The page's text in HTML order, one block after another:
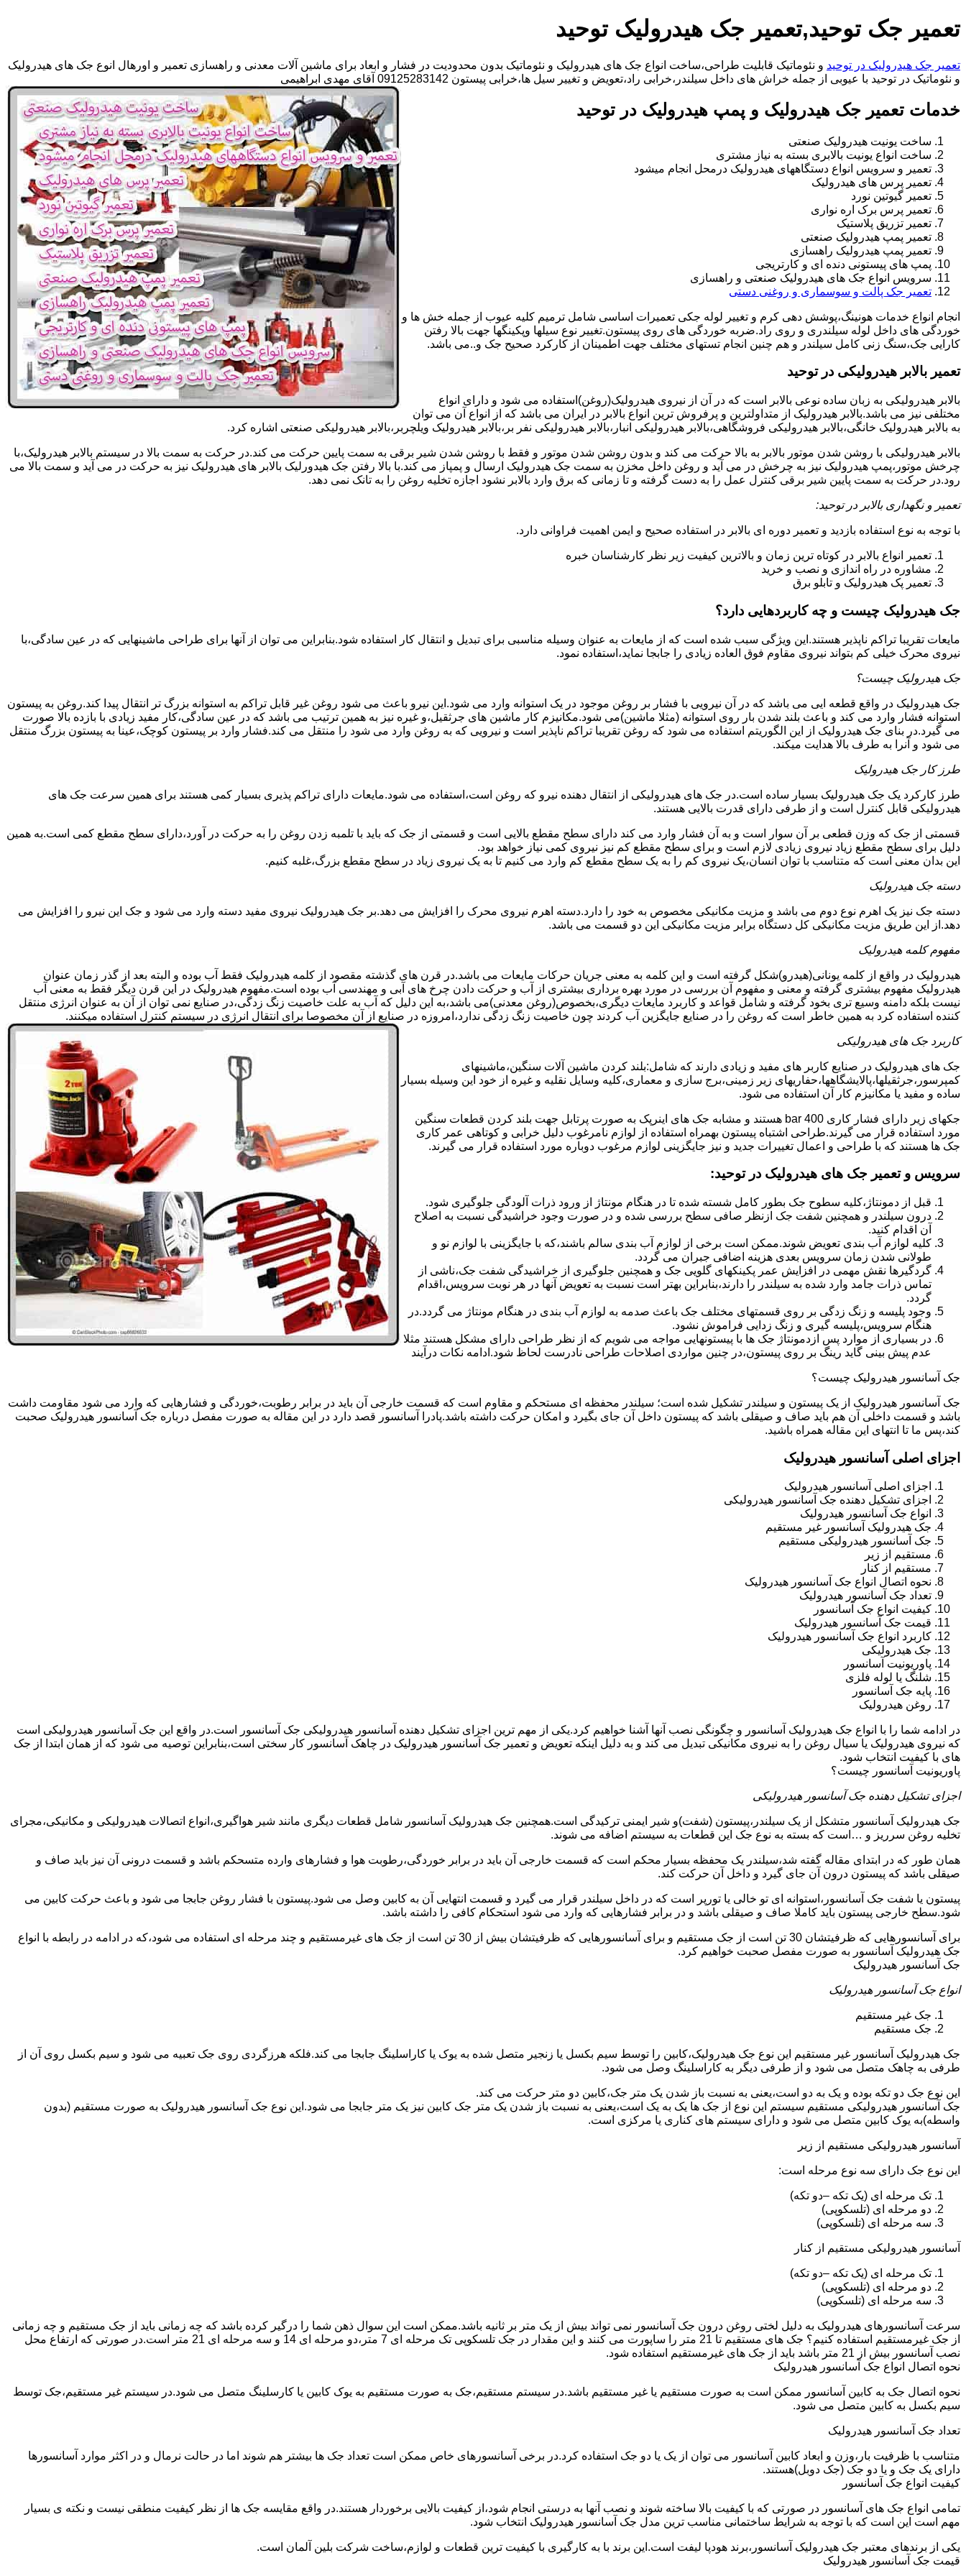
تعمیر جک توحید,تعمیر جک هیدرولیک توحید
تعمیر جک هیدرولیک در توحید و نئوماتیک قابلیت طراحی،ساخت انواع جک های هیدرولیک و نئوماتیک بدون محدودیت در فشار و ابعاد برای ماشین آلات معدنی و راهسازی تعمیر و اورهال انوع جک های هیدرولیک
و نئوماتیک در توحید با عیوبی از جمله خراش های داخل سیلندر،خرابی راد،تعویض و تغییر سیل ها،خرابی پیستون 09125283142 آقای مهدی ابراهیمی
خدمات تعمیر جک هیدرولیک و پمپ هیدرولیک در توحید
ساخت یونیت هیدرولیک صنعتی
ساخت انواع یونیت بالابری بسته به نیاز مشتری
تعمیر و سرویس انواع دستگاههای هیدرولیک درمحل انجام میشود
تعمیر پرس های هیدرولیک
تعمیر گیوتین نورد
تعمیر پرس برک اره نواری
تعمیر تزریق پلاستیک
تعمیر پمپ هیدرولیک صنعتی
تعمیر پمپ هیدرولیک راهسازی
پمپ های پیستونی دنده ای و کارتریجی
سرویس انواع جک های هیدرولیک صنعتی و راهسازی
تعمیر جک پالت و سوسماری و روغنی دستی
انجام انواع خدمات هونینگ،پوشش دهی کرم و تغییر لوله جکی تعمیرات اساسی شامل ترمیم کلیه عیوب از جمله خش ها و
خوردگی های داخل لوله سیلندری و روی راد.ضربه خوردگی های روی پیستون.تغییر نوع سیلها وپکینگها جهت بالا رفتن
کارایی جک،سنگ زنی کامل سیلندر و هم چنین انجام تستهای مختلف جهت اطمینان از کارکرد صحیح جک و..می باشد.
تعمیر بالابر هیدرولیکی در توحید
بالابر هیدرولیکی به زبان ساده نوعی بالابر است که در آن از نیروی هیدرولیک(روغن)استفاده می شود و دارای انواع
مختلفی نیز می باشد.بالابر هیدرولیک از متداولترین و پرفروش ترین انواع بالابر در ایران می باشد که از انواع آن می توان
به بالابر هیدرولیک خانگی،بالابر هیدرولیکی فروشگاهی،بالابر هیدرولیکی انبار،بالابر هیدرولیکی نفر بر،بالابر هیدرولیک ویلچربر،بالابر هیدرولیکی صنعتی اشاره کرد.
بالابر هیدرولیکی با روشن شدن موتور بالابر به بالا حرکت می کند و بدون روشن شدن موتور و فقط با روشن شدن شیر برقی به سمت پایین حرکت می کند.در حرکت به سمت بالا در سیستم بالابر هیدرولیک،با
چرخش موتور،پمپ هیدرولیک نیز به چرخش در می آید و روغن داخل مخزن به سمت جک هیدرولیک ارسال و پمپاز می کند.با بالا رفتن جک هیدورلیک بالابر های هیدرولیک نیز به حرکت در می آید و سمت بالا می
رود.در حرکت به سمت پایین شیر برقی کنترل عمل را به دست گرفته و تا زمانی که برق وارد بالابر نشود اجازه تخلیه روغن را به تانک نمی دهد.
تعمیر و نگهداری بالابر در توحید:
با توجه به نوع استفاده بازدید و تعمیر دوره ای بالابر در استفاده صحیح و ایمن اهمیت فراوانی دارد.
تعمیر انواع بالابر در کوتاه ترین زمان و بالاترین کیفیت زیر نظر کارشناسان خبره
مشاوره در راه اندازی و نصب و خرید
تعمیر پک هیدرولیک و تابلو برق
جک هیدرولیک چیست و چه کاربردهایی دارد؟
مایعات تقریبا تراکم ناپذیر هستند.این ویژگی سبب شده است که از مایعات به عنوان وسیله مناسبی برای تبدیل و انتقال کار استفاده شود.بنابراین می توان از آنها برای طراحی ماشینهایی که در عین سادگی،با
نیروی محرک خیلی کم بتواند نیروی مقاوم فوق العاده زیادی را جابجا نماید،استفاده نمود.
جک هیدرولیک چیست؟
جک هیدرولیک در واقع قطعه ایی می باشد که در آن نیرویی با فشار بر روغن موجود در یک استوانه وارد می شود.این نیرو باعث می شود روغن غیر قابل تراکم به استوانه بزرگ تر انتقال پیدا کند.روغن به پیستون
استوانه فشار وارد می کند و باعث بلند شدن بار روی استوانه (مثلا ماشین)می شود.مکانیزم کار ماشین های جرثقیل،و غیره نیز به همین ترتیب می باشد که در عین سادگی،کار مفید زیادی با بازده بالا صورت
می گیرد.در بنای جک هیدرولیک از این الگوریتم استفاده می شود که روغن تقریبا تراکم ناپذیر است و نیرویی که به روغن وارد می شود را منتقل می کند.فشار وارد بر پیستون کوچک،عینا به پیستون بزرگ منتقل
می شود و آنرا به طرف بالا هدایت میکند.
طرز کار جک هیدرولیک
طرز کارکرد یک جک هیدرولیک بسیار ساده است.در جک های هیدرولیکی از انتقال دهنده نیرو که روغن است،استفاده می شود.مایعات دارای تراکم پذیری بسیار کمی هستند برای همین سرعت جک های
هیدرولیکی قابل کنترل است و از طرفی دارای قدرت بالایی هستند.
قسمتی از جک که وزن قطعی بر آن سوار است و به آن فشار وارد می کند دارای سطح مقطع بالایی است و قسمتی از جک که باید با تلمبه زدن روغن را به حرکت در آورد،دارای سطح مقطع کمی است.به همین
دلیل برای سطح مقطع زیاد نیروی زیادی لازم است و برای سطح مقطع کم نیز نیروی کمی نیاز خواهد بود.
این بدان معنی است که متناسب با توان انسان،یک نیروی کم را به یک سطح مقطع کم وارد می کنیم تا به یک نیروی زیاد در سطح مقطع بزرگ،غلبه کنیم.
دسته جک هیدرولیک
دسته جک نیز یک اهرم نوع دوم می باشد و مزیت مکانیکی مخصوص به خود را دارد.دسته اهرم نیروی محرک را افزایش می دهد.بر جک هیدرولیک نیروی مفید دسته وارد می شود و جک این نیرو را افزایش می
دهد.از این طریق مزیت مکانیکی کل دستگاه برابر مزیت مکانیکی این دو قسمت می باشد.
مفهوم کلمه هیدرولیک
هیدرولیک در واقع از کلمه یونانی(هیدرو)شکل گرفته است و این کلمه به معنی جریان حرکات مایعات می باشد.در قرن های گذشته مقصود از کلمه هیدرولیک فقط آب بوده و البته بعد از گذر زمان عنوان
هیدرولیک مفهوم بیشتری گرفته و معنی و مفهوم آن بررسی در مورد بهره برداری بیشتری از آب و حرکت دادن چرخ های آبی و مهندسی آب بوده است.مفهوم هیدرولیک در این قرن دیگر فقط به معنی آب
نیست بلکه دامنه وسیع تری بخود گرفته و شامل قواعد و کاربرد مایعات دیگری،بخصوص(روغن معدنی)می باشد،به این دلیل که آب به علت خاصیت زنگ زدگی،در صنایع نمی توان از آن به عنوان انرژی منتقل
کننده استفاده کرد به همین خاطر است که روغن را در صنایع جایگزین آب کردند چون خاصیت زنگ زدگی ندارد،امروزه در صنایع از آن مخصوصا برای انتقال انرژی در سیستم کنترل استفاده میکنند.
کاربرد جک های هیدرولیکی
جک های هیدرولیک در صنایع کاربر های مفید و زیادی دارند که شامل:بلند کردن ماشین آلات سنگین،ماشینهای
کمپرسور،جرثقیلها،پالایشگاهها،حفاریهای زیر زمینی،برج سازی و معماری،کلیه وسایل نقلیه و غیره از خود این وسیله بسیار
ساده و مفید یا مکانیزم کار آن استفاده می شود.
جکهای زیر دارای فشار کاری 400 bar هستند و مشابه جک های اینرپک به صورت پرتابل جهت بلند کردن قطعات سنگین
مورد استفاده قرار می گیرند.طراحی اشتباه پیستون بهمراه استفاده از لوازم نامرغوب دلیل خرابی و کوتاهی عمر کاری
جک ها هستند که با طراحی و اعمال تغییرات جدید و نیز جایگزینی لوازم مرغوب دوباره مورد استفاده قرار می گیرند.
سرویس و تعمیر جک های هیدرولیک در توحید:
قبل از دمونتاژ،کلیه سطوح جک بطور کامل شسته شده تا در هنگام مونتاژ از ورود ذرات آلودگی جلوگیری شود.
درون سیلندر و همچنین شفت جک ازنظر صافی سطح بررسی شده و در صورت وجود خراشیدگی نسبت به اصلاح
آن اقدام کنید.
کلیه لوازم آب بندی تعویض شوند.ممکن است برخی از لوازم آب بندی سالم باشند،که با جایگزینی با لوازم نو و
طولانی شدن زمان سرویس بعدی هزینه اضافی جبران می گردد.
گردگیرها نقش مهمی در افزایش عمر پکینکهای گلویی جک و همچنین جلوگیری از خراشیدگی شفت جک،ناشی از
تماس ذرات جامد وارد شده به سیلندر را دارند،بنابراین بهتر است نسبت به تعویض آنها در هر نوبت سرویس،اقدام
گردد.
وجود پلیسه و زنگ زدگی بر روی قسمتهای مختلف جک باعث صدمه به لوازم آب بندی در هنگام مونتاژ می گردد.در
هنگام سرویس،پلیسه گیری و زنگ زدایی فراموش نشود.
در بسیاری از موارد پس ازدمونتاژ جک ها با پیستونهایی مواجه می شویم که از نظر طراحی دارای مشکل هستند مثلا
عدم پیش بینی گاید رینگ بر روی پیستون،در چنین مواردی اصلاحات طراحی نادرست لحاظ شود.ادامه نکات درآیند
جک آسانسور هیدرولیک چیست؟
جک آسانسور هیدرولیک از یک پیستون و سیلندر تشکیل شده است؛ سیلندر محفظه ای مستحکم و مقاوم است که قسمت خارجی آن باید در برابر رطوبت،خوردگی و فشارهایی که وارد می شود مقاومت داشت
باشد و قسمت داخلی آن هم باید صاف و صیقلی باشد که پیستون داخل آن جای بگیرد و امکان حرکت داشته باشد.پادرا آسانسور قصد دارد در این مقاله به صورت مفصل درباره جک آسانسور هیدرولیک صحبت
کند،پس ما تا انتهای این مقاله همراه باشید.
اجزای اصلی آسانسور هیدرولیک
اجزای اصلی آسانسور هیدرولیک
اجزای تشکیل دهنده جک آسانسور هیدرولیکی
انواع جک آسانسور هیدرولیک
جک هیدرولیک آسانسور غیر مستقیم
جک آسانسور هیدرولیکی مستقیم
مستقیم از زیر
مستقیم از کنار
نحوه اتصال انواع جک آسانسور هیدرولیک
تعداد جک آسانسور هیدرولیک
کیفیت انواع جک آسانسور
قیمت جک آسانسور هیدرولیک
کاربرد انواع جک آسانسور هیدرولیک
جک هیدرولیکی
پاوریونیت آسانسور
شلنگ یا لوله فلزی
پایه جک آسانسور
روغن هیدرولیک
در ادامه شما را با انواع جک هیدرولیک آسانسور و چگونگی نصب آنها آشنا خواهیم کرد.یکی از مهم ترین اجزای تشکیل دهنده آسانسور هیدرولیکی جک آسانسور است.در واقع این جک آسانسور هیدرولیکی است
که نیروی هیدرولیک یا سیال روغن را به نیروی مکانیکی تبدیل می کند و به دلیل اینکه تعویض و تعمیر جک آسانسور هیدرولیک در چاهک آسانسور کار سختی است،بنابراین توصیه می شود که از همان ابتدا از جک
های با کیفیت انتخاب شود.
پاوریونیت آسانسور چیست؟
اجزای تشکیل دهنده جک آسانسور هیدرولیکی
جک هیدرولیک آسانسور متشکل از یک سیلندر،پیستون (شفت)و شیر ایمنی ترکیدگی است.همچنین جک هیدرولیک آسانسور شامل قطعات دیگری مانند شیر هواگیری،انواع اتصالات هیدرولیکی و مکانیکی،مجرای
تخلیه روغن سرریز و …است که بسته به نوع جک این قطعات به سیستم اضافه می شوند.
همان طور که در ابتدای مقاله گفته شد،سیلندر یک محفظه بسیار محکم است که قسمت خارجی آن باید در برابر خوردگی،رطوبت هوا و فشارهای وارده متسحکم باشد و قسمت درونی آن نیز باید صاف و
صیقلی باشد که پیستون درون آن جای گیرد و داخل آن حرکت کند.
پیستون یا شفت جک آسانسور،استوانه ای تو خالی یا تورپر است که در داخل سیلندر قرار می گیرد و قسمت انتهایی آن به کابین وصل می شود.پیستون با فشار روغن جابجا می شود و باعث حرکت کابین می
شود.سطح خارجی پیستون باید کاملا صاف و صیقلی باشد و در برابر فشارهایی که وارد می شود استحکام کافی را داشته باشد.
برای آسانسورهایی که ظرفیتشان 30 تن است از جک مستقیم و برای آسانسورهایی که ظرفیتشان بیش از 30 تن است از جک های غیرمستقیم و چند مرحله ای استفاده می شود،که در ادامه در رابطه با انواع
جک هیدرولیک آسانسور به صورت مفصل صحبت خواهیم کرد.
جک آسانسور هیدرولیک
انواع جک آسانسور هیدرولیک
جک غیر مستقیم
جک مستقیم
جک هیدرولیک آسانسور غیر مستقیم این نوع جک هیدرولیک،کابین را توسط سیم بکسل یا زنجیر متصل شده به یوک یا کاراسلینگ جابجا می کند.فلکه هرزگردی روی جک تعبیه می شود و سیم بکسل روی آن از
طرفی به چاهک متصل می شود و از طرفی دیگر به کاراسلینگ وصل می شود.
این نوع جک دو تکه بوده و یک به دو است،یعنی به نسبت باز شدن یک متر جک،کابین دو متر حرکت می کند.
جک آسانسور هیدرولیکی مستقیم سیستم این نوع از جک ها یک به یک است،یعنی به نسبت باز شدن یک متر جک کابین نیز یک متر جابجا می شود.این نوع جک آسانسور هیدرولیک به صورت مستقیم (بدون
واسطه)به یوک کابین متصل می شود و دارای سیستم های کناری یا مرکزی است.
آسانسور هیدرولیکی مستقیم از زیر
این نوع جک دارای سه نوع مرحله است:
تک مرحله ای (یک تکه –دو تکه)
دو مرحله ای (تلسکوپی)
سه مرحله ای (تلسکوپی)
آسانسور هیدرولیکی مستقیم از کنار
تک مرحله ای (یک تکه –دو تکه)
دو مرحله ای (تلسکوپی)
سه مرحله ای (تلسکوپی)
سرعت آسانسورهای هیدرولیک به دلیل لختی روغن درون جک آسانسور نمی تواند بیش از یک متر بر ثانیه باشد.ممکن است این سوال ذهن شما را درگیر کرده باشد که چه زمانی باید از جک مستقیم و چه زمانی
از جک غیرمستقیم استفاده کنیم؟ جک های مستقیم تا 21 متر را ساپورت می کنند و این مقدار در جک تلسکوپی تک مرحله ای 7 متر،دو مرحله ای 14 و سه مرحله ای 21 متر است.در صورتی که ارتفاع محل
نصب آسانسور بیش از 21 متر باشد باید از جک های غیرمستقیم استفاده شود.
نحوه اتصال انواع جک آسانسور هیدرولیک
نحوه اتصال جک به کابین آسانسور ممکن است به صورت مستقیم یا غیر مستقیم باشد.در سیستم مستقیم،جک به صورت مستقیم به یوک کابین یا کارسلینگ متصل می شود.در سیستم غیر مستقیم،جک توسط
سیم بکسل به کابین متصل می شود.
تعداد جک آسانسور هیدرولیک
متناسب با ظرفیت بار،وزن و ابعاد کابین آسانسور می توان از یک یا دو جک استفاده کرد.در برخی آسانسورهای خاص ممکن است تعداد جک ها بیشتر هم شوند اما در حالت نرمال و در اکثر موارد آسانسورها
دارای یک جک و یا دو جک (جک دوبل)هستند.
کیفیت انواع جک آسانسور
تمامی انواع جک های آسانسور در صورتی که با کیفیت بالا ساخته شوند و نصب آنها به درستی انجام شود،از کیفیت بالایی برخوردار هستند.در واقع مقایسه جک ها از نظر کیفیت منطقی نیست و نکته ی بسیار
مهم است این است که با توجه به شرایط ساختمانی مناسب ترین مدل جک آسانسور هیدرولیک انتخاب شود.
یکی از برندهای معتبر جک هیدرولیک آسانسور،برند هودپا لیفت است.این برند با به کارگیری با کیفیت ترین قطعات و لوازم،ساخت شرکت بلین آلمان است.
قیمت جک آسانسور هیدرولیک